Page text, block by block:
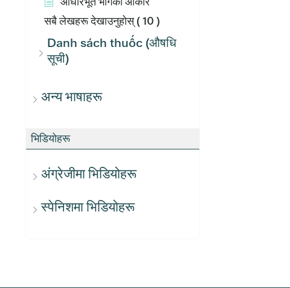
सबै लेखहरू देखाउनुहोस्( 10 )
Danh sách thuốc (औषधि
सूची)
अन्य भाषाहरू
भिडियोहरू
अंग्रेजीमा भिडियोहरू
स्पेनिशमा भिडियोहरू